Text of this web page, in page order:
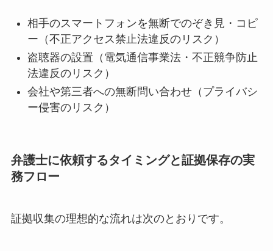
相手のスマートフォンを無断でのぞき見・コピ
ー（不正アクセス禁止法違反のリスク）
盗聴器の設置（電気通信事業法・不正競争防止
法違反のリスク）
会社や第三者への無断問い合わせ（プライバシ
ー侵害のリスク）
弁護士に依頼するタイミングと証拠保存の実
務フロー
証拠収集の理想的な流れは次のとおりです。